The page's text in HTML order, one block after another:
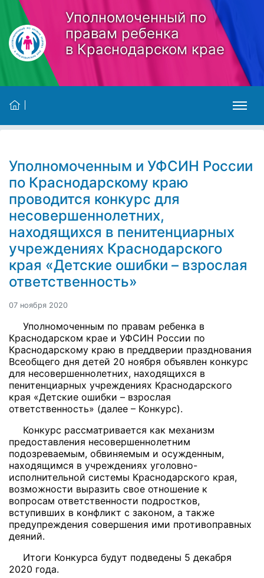
Skip to main content
Уполномоченный по
правам ребенка
в Краснодарском крае
Уполномоченным и УФСИН России
по Краснодарскому краю
проводится конкурс для
несовершеннолетних,
находящихся в пенитенциарных
учреждениях Краснодарского
края «Детские ошибки – взрослая
ответственность»
07 ноября 2020
Уполномоченным по правам ребенка в
Краснодарском крае и УФСИН России по
Краснодарскому краю в преддверии празднования
Всеобщего дня детей 20 ноября объявлен конкурс
для несовершеннолетних, находящихся в
пенитенциарных учреждениях Краснодарского
края «Детские ошибки – взрослая
ответственность» (далее – Конкурс).
Конкурс рассматривается как механизм
предоставления несовершеннолетним
подозреваемым, обвиняемым и осужденным,
находящимся в учреждениях уголовно-
исполнительной системы Краснодарского края,
возможности выразить свое отношение к
вопросам ответственности подростков,
вступивших в конфликт с законом, а также
предупреждения совершения ими противоправных
деяний.
Итоги Конкурса будут подведены 5 декабря
2020 года.